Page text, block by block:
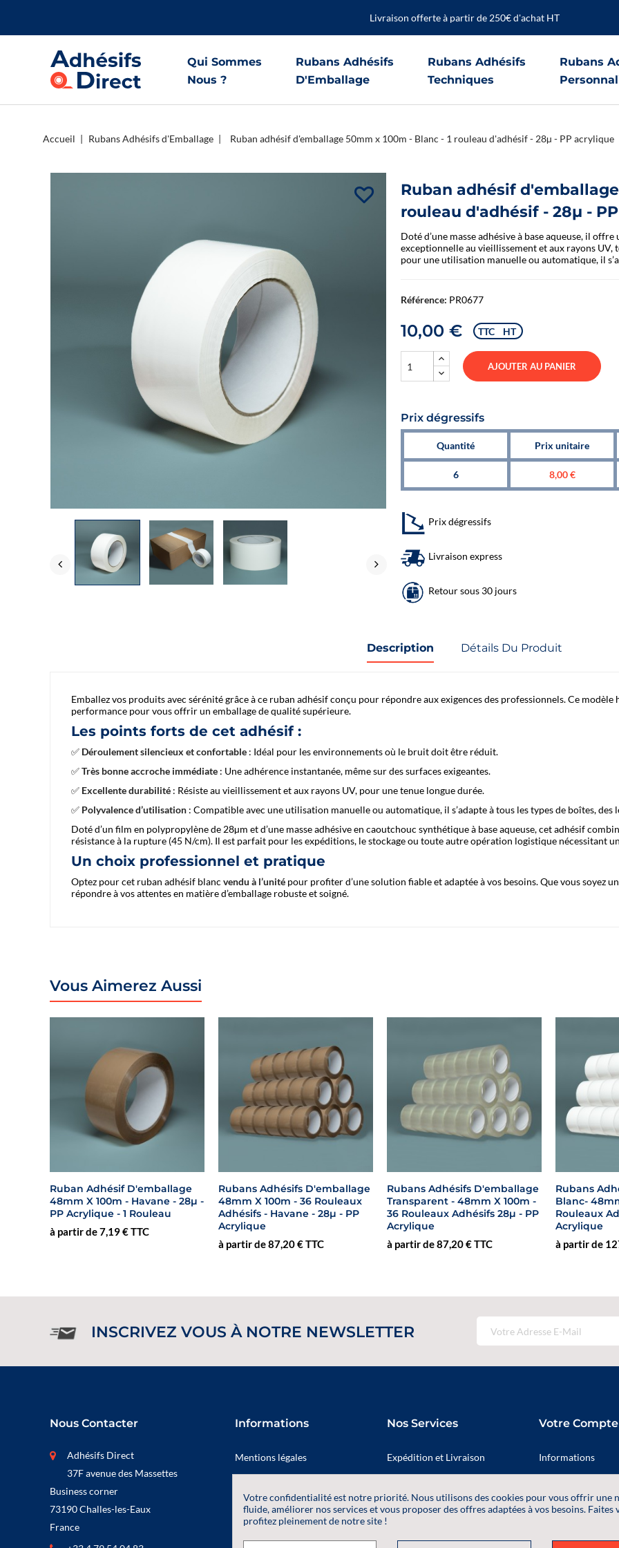
Livraison offerte à partir de 250€ d'achat HT
Qui Sommes
Nous ?
Rubans Adhésifs
D'Emballage
Rubans Adhésifs
Techniques
Rubans
Accueil Rubans Adhésifs d'Emballage Ruban adhésif d'emballage 50mm x 100m - Blanc - 1 rouleau d'adhésif - 28µ - PP acrylique
Ruban adhésif
rouleau d'adhésif - 28µ -
Doté d’une masse adhésive à base aqueuse, il
exceptionnelle au vieillissement et aux rayons
pour une utilisation manuelle ou automatique, il
Référence: PR0677
10,00 € TTC HT
AJOUTER AU PANIER
Prix dégressifs
Quantité Prix unitaire
6 8,00 €
Prix dégressifs
Livraison express
Retour sous 30 jours
Description Détails Du Produit
Emballez vos produits avec sérénité grâce à ce ruban adhésif conçu pour répondre aux exigences des professionnels. Ce
performance pour vous offrir un emballage de qualité supérieure.
Les points forts de cet adhésif :
✅ Déroulement silencieux et confortable : Idéal pour les environnements où le bruit doit être réduit.
✅Très bonne accroche immédiate : Une adhérence instantanée, même sur des surfaces exigeantes.
✅ Excellente durabilité : Résiste au vieillissement et aux rayons UV, pour une tenue longue durée.
✅ Polyvalence d’utilisation : Compatible avec une utilisation manuelle ou automatique, il s’adapte à tous les types de boîtes, des
Doté d’un film en polypropylène de 28µm et d’une masse adhésive en caoutchouc synthétique à base aqueuse, cet adhésif
résistance à la rupture (45 N/cm). Il est parfait pour les expéditions, le stockage ou toute autre opération logistique nécessitant
Un choix professionnel et pratique
Optez pour cet ruban adhésif blanc vendu à l’unité pour profiter d’une solution fiable et adaptée à vos besoins. Que vous soyez
répondre à vos attentes en matière d’emballage robuste et soigné.
Vous Aimerez Aussi
Ruban Adhésif D'emballage
48mm X 100m - Havane - 28µ -
PP Acrylique - 1 Rouleau
à partir de 7,19 € TTC
Rubans Adhésifs D'emballage
48mm X 100m - 36 Rouleaux
Adhésifs - Havane - 28µ - PP
Acrylique
à partir de 87,20 € TTC
Rubans Adhésifs D'emballage
Transparent - 48mm X 100m -
36 Rouleaux Adhésifs 28µ - PP
Acrylique
à partir de 87,20 € TTC
Rubans
Blanc-
Rouleaux
Acrylique
à partir de
INSCRIVEZ VOUS À NOTRE NEWSLETTER
Nous Contacter
Adhésifs Direct
37F avenue des Massettes
Business corner
73190 Challes-les-Eaux
France
Informations
Mentions légales
Conditions Générales de Ventes
Nos Services
Expédition et Livraison
Contactez-nous
Votre Compte
Informations
Commandes
Votre confidentialité est notre priorité. Nous utilisons des cookies pour vous offrir une
fluide, améliorer nos services et vous proposer des offres adaptées à vos besoins. Faites
profitez pleinement de notre site !